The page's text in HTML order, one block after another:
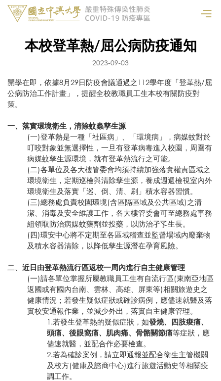
本校登革熱/屈公病防疫通知
2023-09-03
開學在即，依據8月29日防疫會議通過之112學年度「登革熱/屈
公病防治工作計畫」，提醒全校教職員工生本校有關防疫對
策。
一、落實環境衛生，清除蚊蟲孳生源
(一)登革熱是一種「社區病」、「環境病」，病媒蚊對於
叮咬對象並無選擇性，一旦有登革病毒進入校園，周圍有
病媒蚊孳生源環境，就有登革熱流行之可能。
(二)各單位及各大樓管委會均須持續加強落實權責區域之
環境衛生，定期巡檢與清除孳生源，養成週週檢視室內外
環境衛生及落實「巡、倒、清、刷」積水容器習慣。
(三)總務處負責校園環境(含區隔區域及公共區域)之清
潔、消毒及安全維護工作，各大樓管委會可至總務處事務
組領取防治病媒蚊藥劑並投藥，以防治孑孓生長。
(四)環安中心將不定期至各區域稽查並監督場域內廢棄物
及積水容器清除，以降低孳生源潛在孕育風險。
二、 近日由登革熱流行區返校一周內進行自主健康管理
(一)請各單位掌握所屬教職員工生有自流行區(東南亞地區
返國或有國內台南、雲林、高雄、屏東等)相關旅遊史之
健康情況；若發生疑似症狀或確診病例，應儘速就醫及落
實校安通報作業，並減少外出，落實自主健康管理。
1.若發生登革熱的疑似症狀，如發燒、四肢痠痛、
頭痛、後眼窩痛、肌肉痛、骨骼關節痛等症狀，應
儘速就醫，並配合作必要檢查。
2.若為確診案例，請立即通報並配合衛生主管機關
及校方(健康及諮商中心)進行旅遊活動史等相關疫
調工作。